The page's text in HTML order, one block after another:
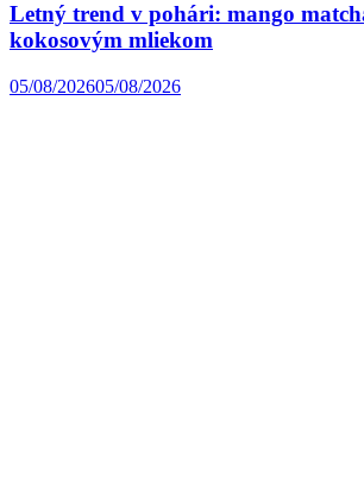
Letný trend v pohári: mango
kokosovým mliekom
05/08/202605/08/2026